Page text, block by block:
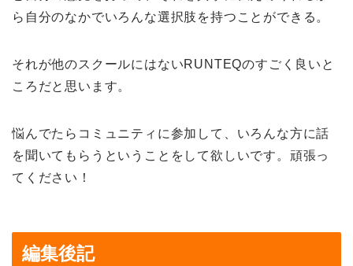
ら自分のなかでいろんな選択肢を持つことができる。
それが他のスクールにはないRUNTEQのすごく良いと
ころだと思います。
悩んでたらコミュニティに参加して、いろんな方に話
を聞いてもらうということをして欲しいです。頑張っ
てください！
編集後記